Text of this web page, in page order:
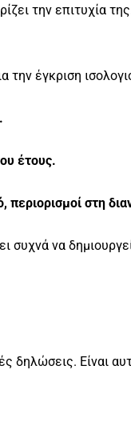
την επιτυχία
την έγκριση
έτους.
στη
συχνά να
δηλώσεις. Είναι